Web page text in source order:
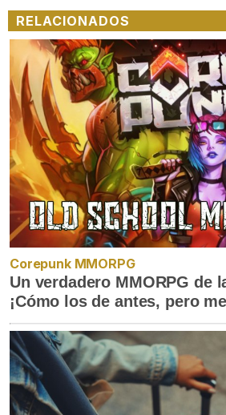
RELACIONADOS
Corepunk MMORPG
Un verdadero MMORPG de
¡Cómo los de antes, pero